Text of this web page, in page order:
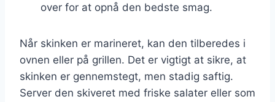
over for at opnå den bedste smag.
Når skinken er marineret, kan den tilberedes i
ovnen eller på grillen. Det er vigtigt at sikre, at
skinken er gennemstegt, men stadig saftig.
Server den skiveret med friske salater eller som